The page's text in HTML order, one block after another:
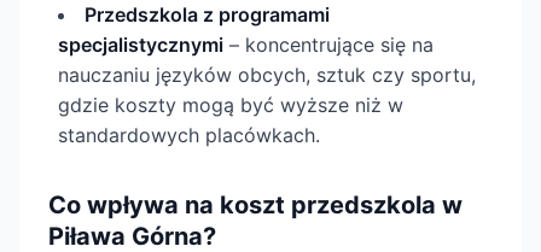
Przedszkola z programami
specjalistycznymi – koncentrujące się na
nauczaniu języków obcych, sztuk czy sportu,
gdzie koszty mogą być wyższe niż w
standardowych placówkach.
Co wpływa na koszt przedszkola w
Piława Górna?